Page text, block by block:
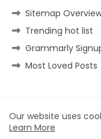
Sitemap
Trending hot list
Grammarly
Most Loved Posts
Home
Our website uses
Learn More